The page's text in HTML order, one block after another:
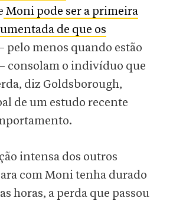
Moni pode ser a primeira
de que os
pelo menos quando estão
consolam o indivíduo que
diz Goldsborough,
de um estudo recente
intensa dos outros
com Moni tenha durado
horas, a perda que passou